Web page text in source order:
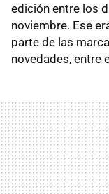
edición entre los
noviembre. Ese
parte de las
novedades, entre